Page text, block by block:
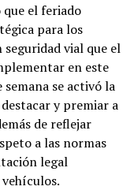
que el feriado
para los
vial que el
en este
se activó la
destacar y premiar a
de reflejar
a las normas
legal